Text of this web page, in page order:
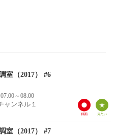
室（2017） #6
07:00～08:00
ャンネル１
室（2017） #7